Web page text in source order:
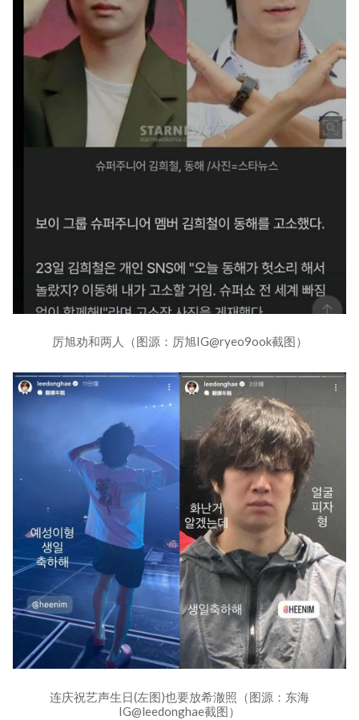
厉旭劝和两人（图源：厉旭IG@ryeo9ook截图）
连庆祝艺声生日(左图)也要放希澈照（图源：东海
IG@leedonghae截图）